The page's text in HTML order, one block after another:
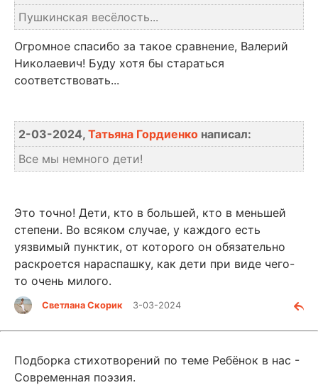
Пушкинская весёлость...
Огромное спасибо за такое сравнение, Валерий
Николаевич! Буду хотя бы стараться
соответствовать...
2-03-2024, Татьяна Гордиенко написал:
Все мы немного дети!
Это точно! Дети, кто в большей, кто в меньшей
степени. Во всяком случае, у каждого есть
уязвимый пунктик, от которого он обязательно
раскроется нараспашку, как дети при виде чего-
то очень милого.
Светлана Скорик 3-03-2024
Подборка стихотворений по теме Ребёнок в нас -
Современная поэзия.